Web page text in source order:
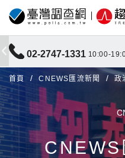
02-2747-1331 10:00-
首頁 CNEWS匯流新聞 政